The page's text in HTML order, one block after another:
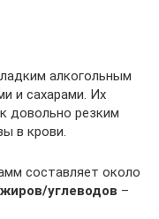
алкогольным
и сахарами. Их
довольно резким
в крови.
составляет около
углеводов –